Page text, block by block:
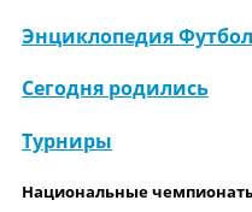
Энциклопедия
Сегодня родились
Турниры
Национальные